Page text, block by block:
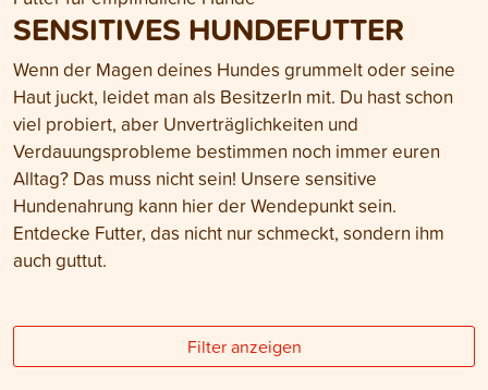
SENSITIVES HUNDEFUTTER
Wenn der Magen deines Hundes grummelt oder seine
Haut juckt, leidet man als BesitzerIn mit. Du hast schon
viel probiert, aber Unverträglichkeiten und
Verdauungsprobleme bestimmen noch immer euren
Alltag? Das muss nicht sein! Unsere sensitive
Hundenahrung kann hier der Wendepunkt sein.
Entdecke Futter, das nicht nur schmeckt, sondern ihm
auch guttut.
Filter anzeigen